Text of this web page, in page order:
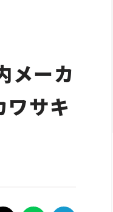
メーカ
ワサキ
Traffic
Special